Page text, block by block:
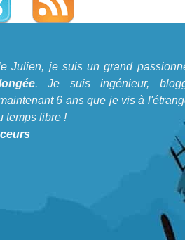
je suis un grand passionné de
. Je suis ingénieur, bloggeur,
maintenant 6 ans que je vis à
que j'ai du temps libre !
Julien, je suis un grand
. Je suis ingénieur,
6 ans que je vis à
temps libre !